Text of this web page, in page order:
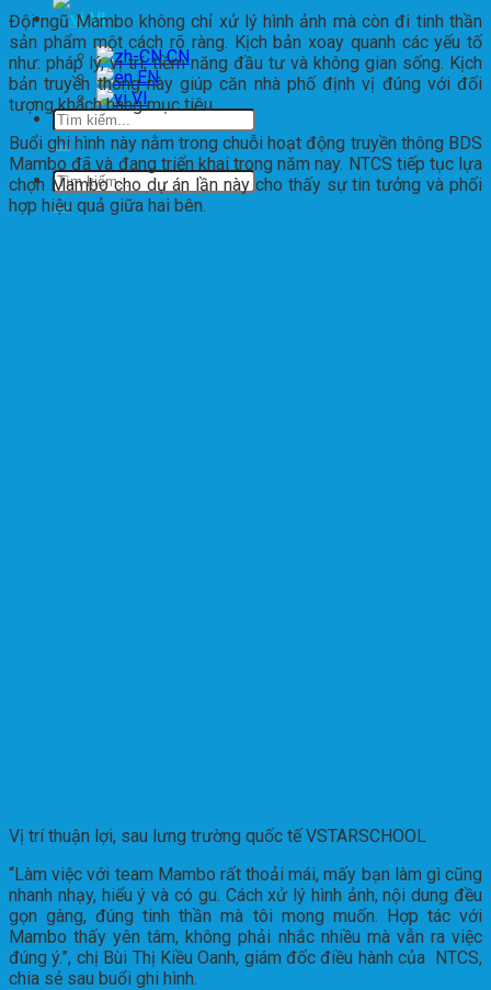
VI
EN
VI
Đội ngũ Mambo không chỉ xử lý hình ảnh mà còn đi tinh thần
sản phẩm một cách rõ ràng. Kịch bản xoay quanh các yếu tố
như: pháp lý, vị trí, tiềm năng đầu tư và không gian sống. Kịch
bản truyền thông này giúp căn nhà phố định vị đúng với đối
tượng khách hàng mục tiêu.
Buổi ghi hình này nằm trong chuỗi hoạt động truyền thông BDS
Mambo đã và đang triển khai trong năm nay. NTCS tiếp tục lựa
chọn Mambo cho dự án lần này cho thấy sự tin tưởng và phối
hợp hiệu quả giữa hai bên.
Vị trí thuận lợi, sau lưng trường quốc tế VSTARSCHOOL
“Làm việc với team Mambo rất thoải mái, mấy bạn làm gì cũng
nhanh nhạy, hiểu ý và có gu. Cách xử lý hình ảnh, nội dung đều
gọn gàng, đúng tinh thần mà tôi mong muốn. Hợp tác với
Mambo thấy yên tâm, không phải nhắc nhiều mà vẫn ra việc
đúng ý.”, chị Bùi Thị Kiều Oanh, giám đốc điều hành của NTCS,
chia sẻ sau buổi ghi hình.